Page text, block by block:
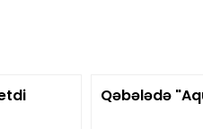
Qəbələdə